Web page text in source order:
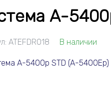
A-
ATEFDR018 В наличии